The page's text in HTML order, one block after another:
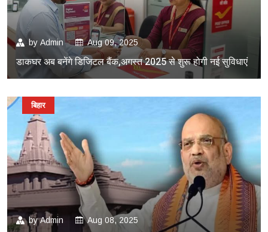
by Admin Aug 09, 2025
डाकघर अब बनेंगे डिजिटल बैंक,अगस्त 2025 से शुरू होगी नई सुविधाएं
byAdmin Aug 08, 2025
बिहार